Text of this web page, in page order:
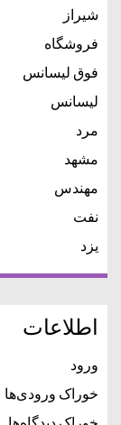
شیراز
فروشگاه
فوق لیسانس
لیسانس
مرد
مشهد
مهندس
نفت
یزد
اطلاعات
ورود
خوراک ورودی‌ها